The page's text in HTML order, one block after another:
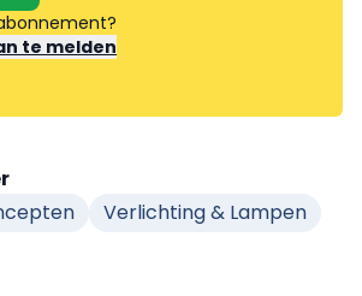
te melden
Verlichting & Lampen